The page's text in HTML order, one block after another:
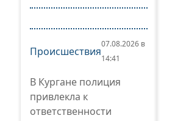
Происшествия
07.08.2026 в
14:41
В Кургане полиция
привлекла к
ответственности